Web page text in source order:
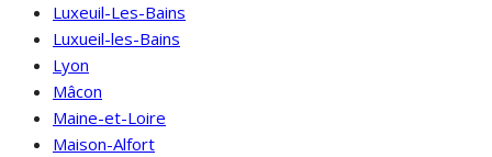
Luxeuil-Les-Bains
Luxueil-les-Bains
Lyon
Mâcon
Maine-et-Loire
Maison-Alfort